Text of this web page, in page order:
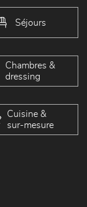
Séjours
Chambres &
dressing
Cuisine &
sur-mesure